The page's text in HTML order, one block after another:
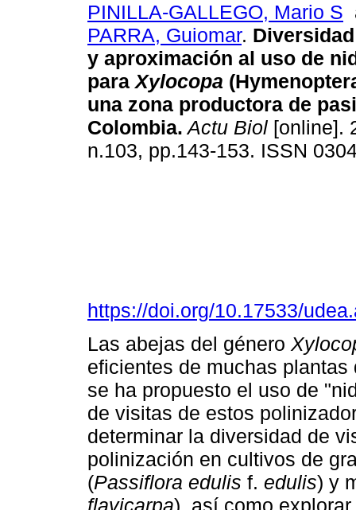
PINILLA-GALLEGO, Mario S
PARRA, Guiomar.
y aproximación al uso de
para Xylocopa
una zona productora de
Colombia. Actu Biol [online].
n.103, pp.143-153. ISSN
https://doi.org/10.17533/
Las abejas del género
eficientes de muchas
se ha propuesto el uso de
de visitas de estos
determinar la diversidad de
polinización en cultivos de
(Passiflora edulis f. edulis) y
flavicarpa), así como